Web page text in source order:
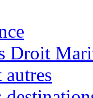
Droit